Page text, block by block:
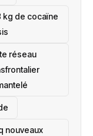
kg de cocaïne
réseau
nouveaux